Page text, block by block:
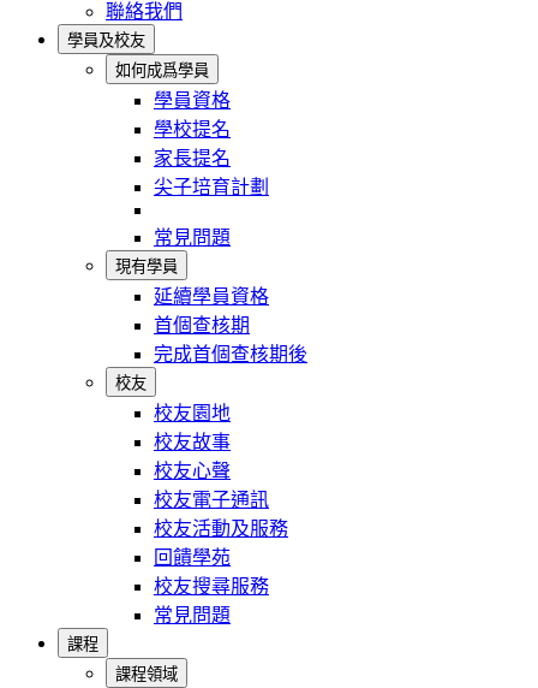
聯絡我們
學員及校友
如何成爲學員
學員資格
學校提名
家長提名
尖子培育計劃
常見問題
現有學員
延續學員資格
首個查核期
完成首個查核期後
校友
校友園地
校友故事
校友心聲
校友電子通訊
校友活動及服務
回饋學苑
校友搜尋服務
常見問題
課程
課程領域